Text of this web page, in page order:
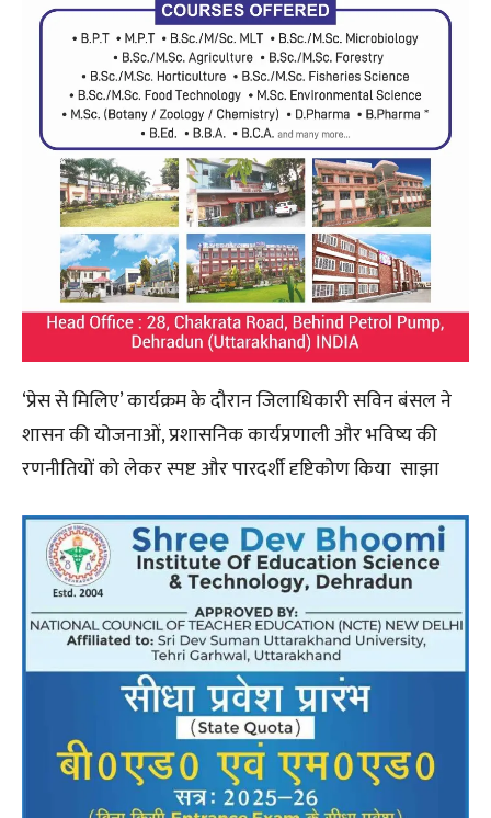
‘प्रेस से मिलिए’ कार्यक्रम के दौरान जिलाधिकारी सविन बंसल ने
शासन की योजनाओं, प्रशासनिक कार्यप्रणाली और भविष्य की
रणनीतियों को लेकर स्पष्ट और पारदर्शी दृष्टिकोण किया साझा